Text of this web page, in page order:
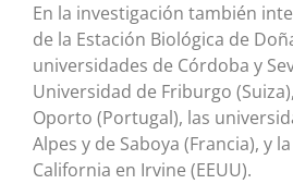
En la investigación también
de la Estación Biológica de
universidades de Córdoba y
Universidad de Friburgo
Oporto (Portugal), las
Alpes y de Saboya (Francia), y
California en Irvine (EEUU).